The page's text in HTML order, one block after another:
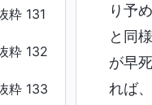
粋 131
粋 132
粋 133
り予
と同
が早
れば